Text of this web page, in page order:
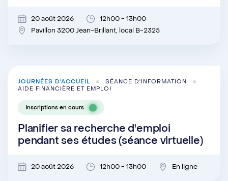
20 août 2026
12h00 - 13h00
Pavillon 3200 Jean-Brillant, local B-2325
JOURNÉES D'ACCUEIL
SÉANCE D'INFORMATION
AIDE FINANCIÈRE ET EMPLOI
Inscriptions en cours
Planifier sa recherche d'emploi
pendant ses études (séance virtuelle)
20 août 2026 12h00 - 13h00 En ligne